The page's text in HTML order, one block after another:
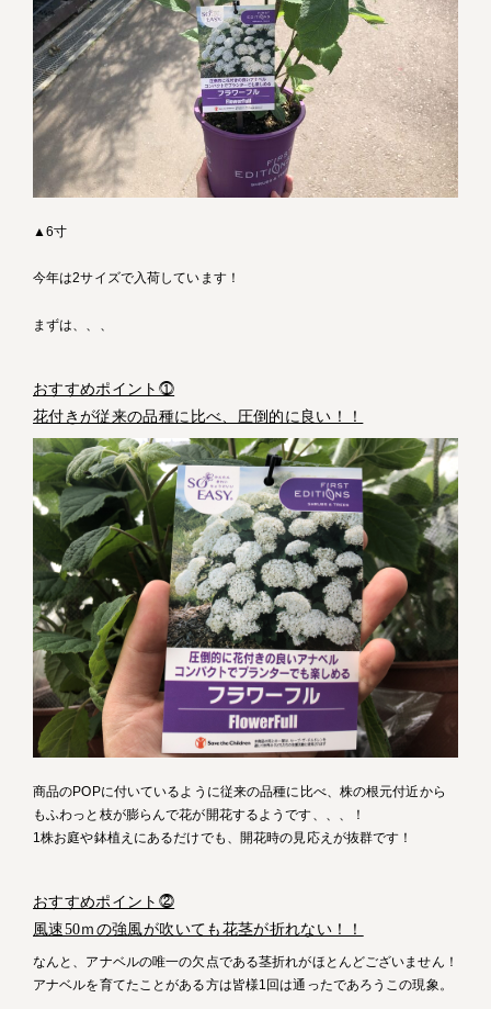
▲6寸
今年は2サイズで入荷しています！
まずは、、、
おすすめポイント⓵
花付きが従来の品種に比べ、圧倒的に良い！！
商品のPOPに付いているように従来の品種に比べ、株の根元付近から
もふわっと枝が膨らんで花が開花するようです、、、！
1株お庭や鉢植えにあるだけでも、開花時の見応えが抜群です！
おすすめポイント⓶
風速50ｍの強風が吹いても花茎が折れない！！
なんと、アナベルの唯一の欠点である茎折れがほとんどございません！
アナベルを育てたことがある方は皆様1回は通ったであろうこの現象。